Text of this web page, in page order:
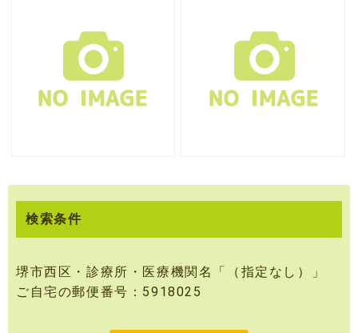
検索条件
堺市西区・診療所・医療機関名「（指定なし）」
ご自宅の郵便番号：5918025